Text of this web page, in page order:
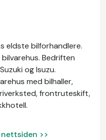
eldste bilforhandlere.
Bedriften
og Isuzu.
med bilhaller,
frontruteskift,
>>